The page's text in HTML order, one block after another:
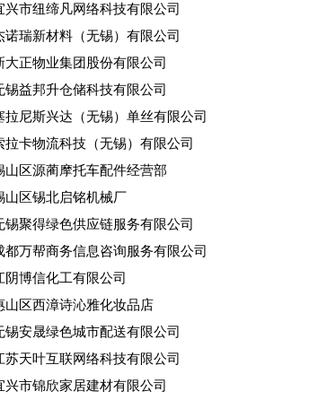
兴市纽缔凡网络科技有限公司
诺瑞新材料（无锡）有限公司
大正物业集团股份有限公司
锡益邦升仓储科技有限公司
拉尼斯兴达（无锡）单丝有限公司
拉卡物流科技（无锡）有限公司
山区源蔺摩托车配件经营部
山区锡北启铭机械厂
锡聚得绿色供应链服务有限公司
都万帮商务信息咨询服务有限公司
阴博信化工有限公司
山区西漳诗沁雅化妆品店
锡安晟绿色城市配送有限公司
苏天叶互联网络科技有限公司
兴市锦欣家居建材有限公司